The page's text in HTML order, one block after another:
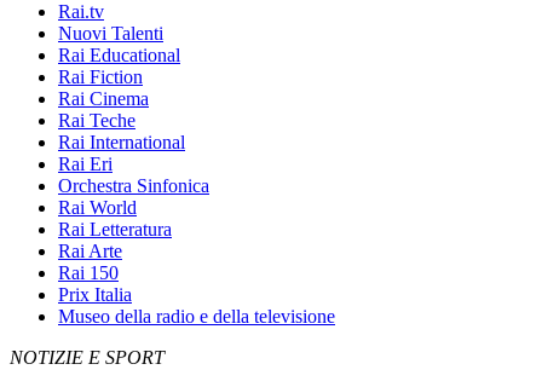
Rai.tv
Nuovi Talenti
Rai Educational
Rai Fiction
Rai Cinema
Rai Teche
Rai International
Rai Eri
Orchestra Sinfonica
Rai World
Rai Letteratura
Rai Arte
Rai 150
Prix Italia
Museo della radio e della televisione
NOTIZIE E SPORT